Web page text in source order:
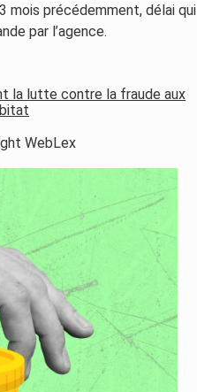
mois précédemment, délai qui
par l’agence.
la lutte contre la fraude aux
WebLex